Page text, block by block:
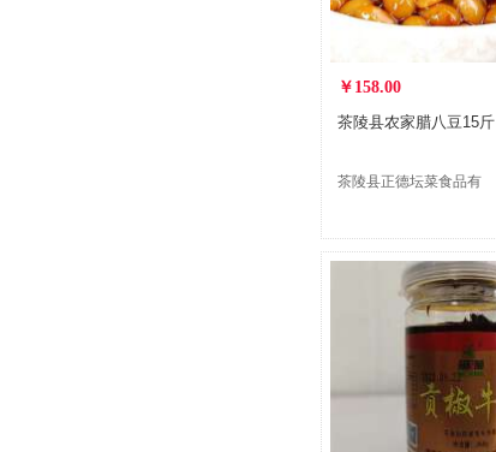
￥158.00
茶陵县农家腊八豆15斤
茶陵县正德坛菜食品有